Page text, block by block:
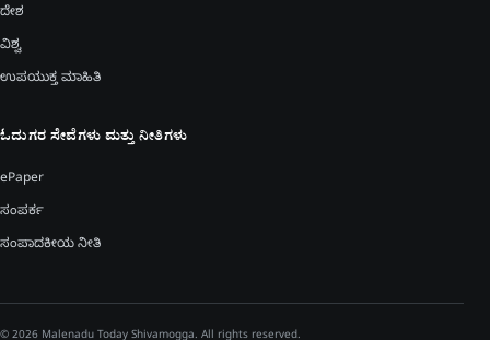
ದೇಶ
ವಿಶ್ವ
ಉಪಯುಕ್ತ ಮಾಹಿತಿ
ಓದುಗರ ಸೇವೆಗಳು ಮತ್ತು ನೀತಿಗಳು
ePaper
ಸಂಪರ್ಕ
ಸಂಪಾದಕೀಯ ನೀತಿ
© 2026 Malenadu Today Shivamogga. All rights reserved.